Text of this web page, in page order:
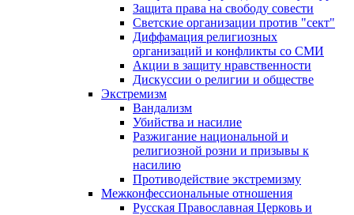
Защита права на свободу совести
Светские организации против "сект"
Диффамация религиозных
организаций и конфликты со СМИ
Акции в защиту нравственности
Дискуссии о религии и обществе
Экстремизм
Вандализм
Убийства и насилие
Разжигание национальной и
религиозной розни и призывы к
насилию
Противодействие экстремизму
Межконфессиональные отношения
Русская Православная Церковь и